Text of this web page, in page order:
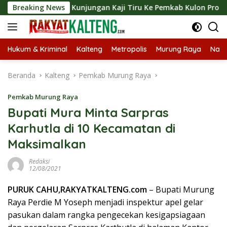
Langsung
ke
konten
Breaking News
Kunjungan Kaji Tiru Ke Pemkab Kulon Progo
Hukum & Kriminal Kalteng Metropolis Murung Raya
Beranda Kalteng Pemkab Murung Raya
Pemkab Murung Raya
Bupati Mura Minta Sarpras
Karhutla di 10 Kecamatan di
Maksimalkan
Redaksi
12/08/2021
PURUK CAHU,RAKYATKALTENG.com – Bupati Murung
Raya Perdie M Yoseph menjadi inspektur apel gelar
pasukan dalam rangka pengecekan kesigapsiagaan